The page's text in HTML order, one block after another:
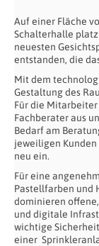
Auf einer Fläche
Schalterhalle
neuesten
entstanden, die
Mit dem
Gestaltung des
Für die
Fachberater aus
Bedarf am
jeweiligen
neu ein.
Für eine
Pastellfarben und
dominieren
und digitale
wichtige
einer